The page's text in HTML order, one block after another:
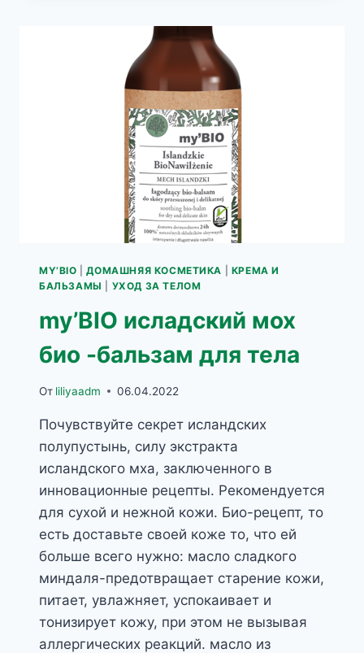
ЛОСЬОН
БИОРЕГЕНЕРАЦИЯ
MY’BIO |ДОМАШНЯЯ КОСМЕТИКА
КРЕМА И
БАЛЬЗАМЫ
УХОД ЗА ТЕЛОМ
my’BIO исладский мох
био -бальзам для тела
От liliyaadm 06.04.2022
Почувствуйте секрет исландских
полупустынь, силу экстракта
исландского мха, заключенного в
инновационные рецепты. Рекомендуется
для сухой и нежной кожи. Био-рецепт, то
есть доставьте своей коже то, что ей
больше всего нужно: масло сладкого
миндаля-предотвращает старение кожи,
питает, увлажняет, успокаивает и
тонизирует кожу, при этом не вызывая
аллергических реакций. масло из